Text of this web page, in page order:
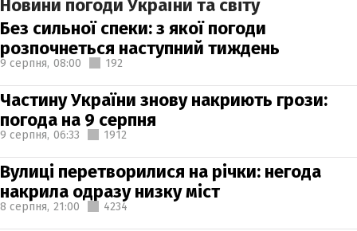
Новини погоди України та світу
Без сильної спеки: з якої погоди
розпочнеться наступний тиждень
9 серпня, 08:00 192
Частину України знову накриють грози:
погода на 9 серпня
9 серпня, 06:33 1912
Вулиці перетворилися на річки: негода
накрила одразу низку міст
8 серпня, 21:00 4234